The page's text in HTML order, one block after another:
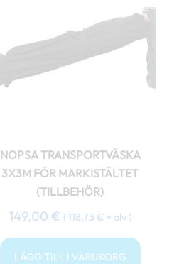
NOPSA TRANSPORTVÄSKA
3X3M FÖR MARKISTÄLTET
(TILLBEHÖR)
149,00 € (118,73 € + alv )
LÄGG TILL I VARUKORG